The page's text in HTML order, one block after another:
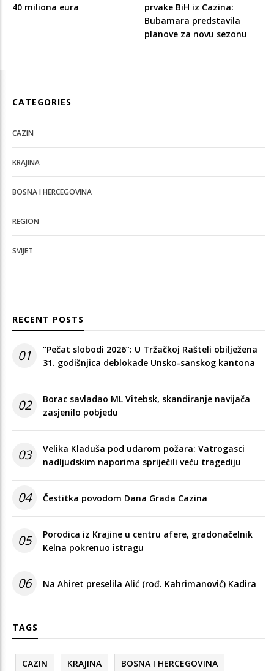
40 miliona eura
prvake BiH iz Cazina:
Bubamara predstavila
planove za novu sezonu
CATEGORIES
CAZIN
KRAJINA
BOSNA I HERCEGOVINA
REGION
SVIJET
RECENT POSTS
01
“Pečat slobodi 2026”: U Tržačkoj Rašteli obilježena
31. godišnjica deblokade Unsko-sanskog kantona
02
Borac savladao ML Vitebsk, skandiranje navijača
zasjenilo pobjedu
03
Velika Kladuša pod udarom požara: Vatrogasci
nadljudskim naporima spriječili veću tragediju
04 Čestitka povodom Dana Grada Cazina
05
Porodica iz Krajine u centru afere, gradonačelnik
Kelna pokrenuo istragu
06 Na Ahiret preselila Alić (rođ. Kahrimanović) Kadira
TAGS
CAZIN KRAJINA BOSNA I HERCEGOVINA